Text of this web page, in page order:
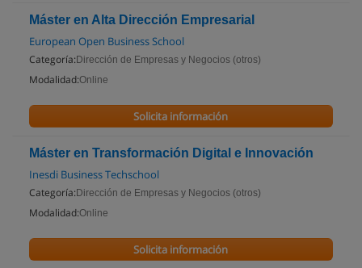
Máster en Alta Dirección Empresarial
European Open Business School
Categoría: Dirección de Empresas y Negocios (otros)
Modalidad:Online
Solicita información
Máster en Transformación Digital e Innovación
Inesdi Business Techschool
Categoría: Dirección de Empresas y Negocios (otros)
Modalidad:Online
Solicita información